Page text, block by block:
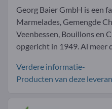
Georg Baier GmbH is een
Marmelades, Gemengde
Veenbessen, Bouillons en
opgericht in 1949. Al meer
Verdere informatie-
Producten van deze